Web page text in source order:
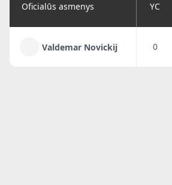
Oficialūs asmenys YC
Valdemar Novickij 0